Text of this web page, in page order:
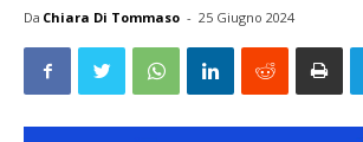
Da Chiara Di Tommaso - 25 Giugno 2024